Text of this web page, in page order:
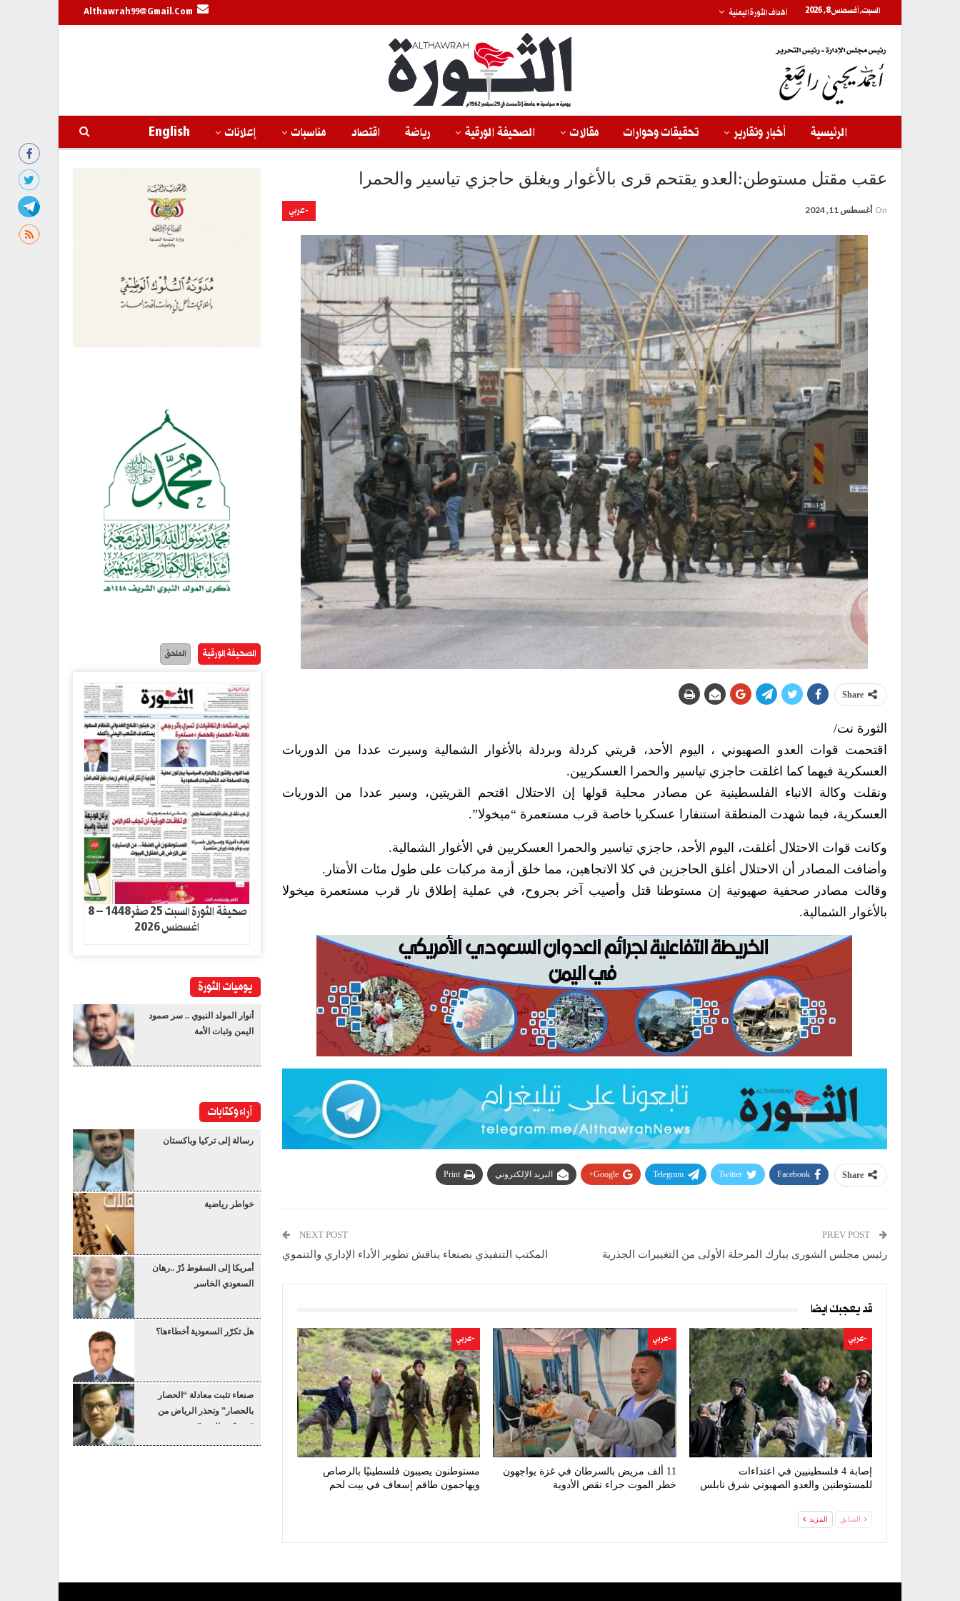
السبت, أغسطس 8, 2026 أهداف الثورة اليمنية Althawrah99@gmail.com
الرئيسية أخبار وتقارير تحقيقات وحوارات مقالات الصحيفة الورقية رياضة اقتصاد مناسبات إعلانات English
عقب مقتل مستوطن:العدو يقتحم قرى بالأغوار ويغلق حاجزي تياسير والحمرا
-عربي On أغسطس 11, 2024
Share
الثورة نت/
اقتحمت قوات العدو الصهيوني ، اليوم الأحد، قريتي كردلة وبردلة بالأغوار الشمالية وسيرت عددا من الدوريات
العسكرية فيهما كما اغلقت حاجزي تياسير والحمرا العسكريين.
ونقلت وكالة الانباء الفلسطينية عن مصادر محلية قولها إن الاحتلال اقتحم القريتين، وسير عددا من الدوريات
العسكرية، فيما شهدت المنطقة استنفارا عسكريا خاصة قرب مستعمرة “ميخولا”.
وكانت قوات الاحتلال أغلقت، اليوم الأحد، حاجزي تياسير والحمرا العسكريين في الأغوار الشمالية.
وأضافت المصادر أن الاحتلال أغلق الحاجزين في كلا الاتجاهين، مما خلق أزمة مركبات على طول مئات الأمتار.
وقالت مصادر صحفية صهيونية إن مستوطنا قتل وأصيب آخر بجروح، في عملية إطلاق نار قرب مستعمرة ميخولا
بالأغوار الشمالية.
Share
Facebook
Twitter
Telegram
Google+ البريد الإلكتروني Print
رئيس مجلس الشورى يبارك المرحلة الأولى من التغييرات الجذرية
NEXT POST
المكتب التنفيذي بصنعاء يناقش تطوير الأداء الإداري والتنموي
قد يعجبك ايضا
-عربي
إصابة 4 فلسطينيين في اعتداءات
للمستوطنين والعدو الصهيوني شرق نابلس
-عربي
11 ألف مريض بالسرطان في غزة يواجهون
خطر الموت جراء نقص الأدوية
-عربي
مستوطنون يصيبون فلسطينيًا بالرصاص
ويهاجمون طاقم إسعاف في بيت لحم
السابق المزيد
الصحيفة الورقية الملحق
صحيفة الثورة السبت 25 صفر1448 – 8
اغسطس 2026
يوميات الثورة
أنوار المولد النبوي .. سر صمود
اليمن وثبات الأمة
آراء وكتابات
رسالة إلى تركيا وباكستان
خواطر رياضية
أمريكا إلى السقوط دُرْ ..رهان
السعودي الخاسر
هل تكرّر السعودية أخطاءها؟
صنعاء تثبت معادلة “الحصار
بالحصار” وتحذر الرياض من
“عسكرة البحر”